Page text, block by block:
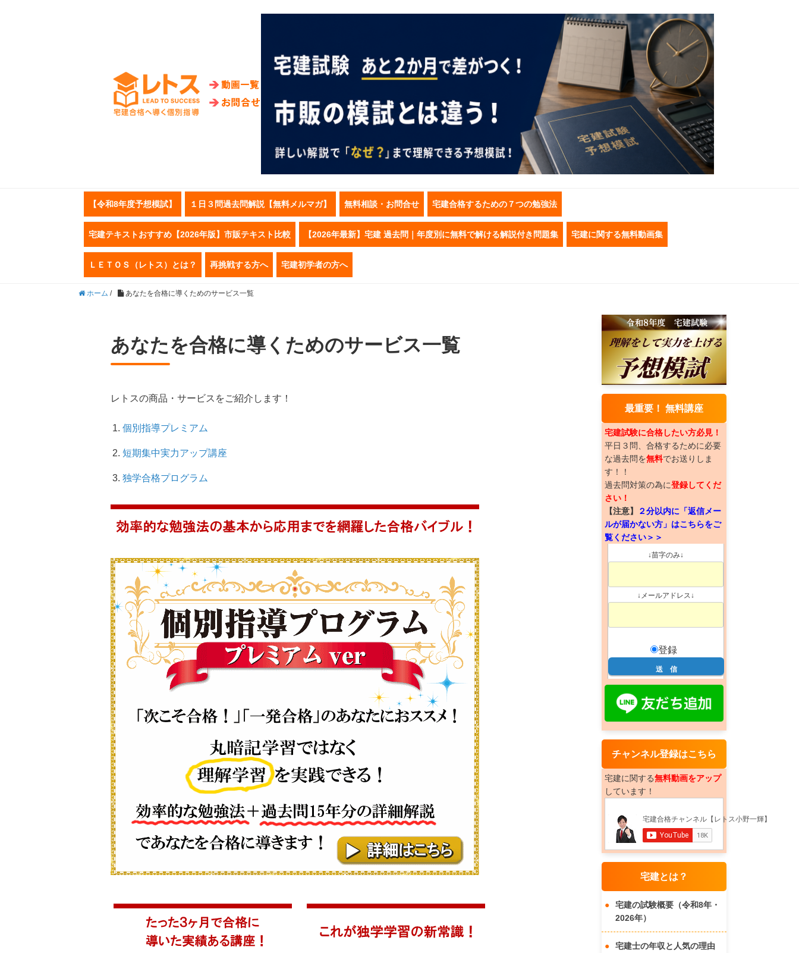
【令和8年度予想模試】 １日３問過去問解説【無料メルマガ】 無料相談・お問合せ 宅建合格するための７つの勉強法
宅建テキストおすすめ【2026年版】市販テキスト比較 【2026年最新】宅建 過去問｜年度別に無料で解ける解説付き問題集 宅建に関する無料動画集
ＬＥＴＯＳ（レトス）とは？ 再挑戦する方へ 宅建初学者の方へ
ホーム / あなたを合格に導くためのサービス一覧
あなたを合格に導くためのサービス一覧
レトスの商品・サービスをご紹介します！
個別指導プレミアム
短期集中実力アップ講座
独学合格プログラム
最重要！ 無料講座
宅建試験に合格したい方必見！
平日３問、合格するために必要
な過去問を無料でお送りしま
す！！
過去問対策の為に登録してくだ
さい！
【注意】
２分以内に「返信メー
ルが届かない方」はこちらをご
覧ください＞＞
↓苗字のみ↓
↓メールアドレス↓
登録
チャンネル登録はこちら
宅建に関する無料動画をアップ
しています！
宅建とは？
宅建の試験概要（令和8年・
2026年）
宅建士の年収と人気の理由